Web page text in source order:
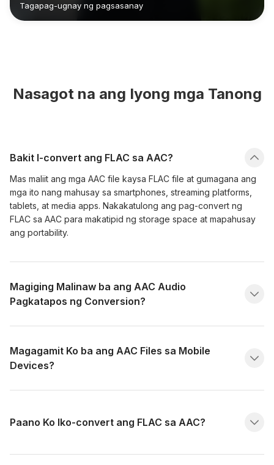
Tagapag-ugnay ng pagsasanay
Nasagot na ang Iyong mga Tanong
Bakit I-convert ang FLAC sa AAC?
Mas maliit ang mga AAC file kaysa FLAC file at gumagana ang
mga ito nang mahusay sa smartphones, streaming platforms,
tablets, at media apps. Nakakatulong ang pag-convert ng
FLAC sa AAC para makatipid ng storage space at mapahusay
ang portability.
Magiging Malinaw ba ang AAC Audio
Pagkatapos ng Conversion?
Magagamit Ko ba ang AAC Files sa Mobile
Devices?
Paano Ko Iko-convert ang FLAC sa AAC?